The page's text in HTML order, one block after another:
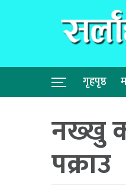
गृहपृष्ठ
नख्खु
पक्राउ